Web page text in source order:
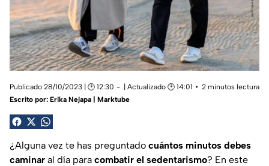
Publicado 28/10/2023 | 🕑 12:30 | Actualizado 🕑 14:01
2 minutos lectura
Escrito por: Erika Nejapa | Marktube
¿Alguna vez te has preguntado cuántos minutos debes
caminar al día para combatir el sedentarismo? En este